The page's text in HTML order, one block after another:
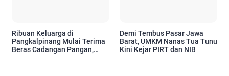
Ribuan Keluarga di
Pangkalpinang Mulai Terima
Beras Cadangan Pangan,
Demi Tembus Pasar Jawa
Barat, UMKM Nanas Tua Tunu
Kini Kejar PIRT dan NIB